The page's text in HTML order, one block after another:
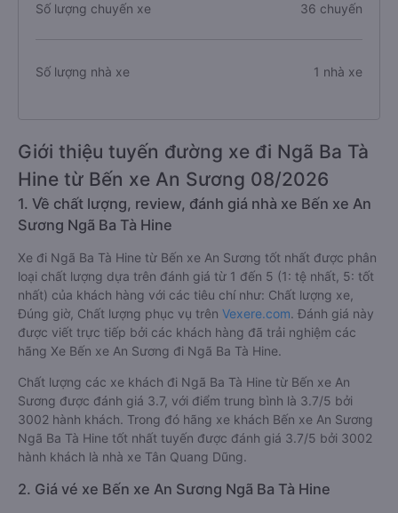
Số lượng chuyến xe 36 chuyến
Số lượng nhà xe 1 nhà xe
Giới thiệu tuyến đường xe đi Ngã Ba Tà
Hine từ Bến xe An Sương 08/2026
1. Về chất lượng, review, đánh giá nhà xe Bến xe An
Sương Ngã Ba Tà Hine
Xe đi Ngã Ba Tà Hine từ Bến xe An Sương tốt nhất được phân
loại chất lượng dựa trên đánh giá từ 1 đến 5 (1: tệ nhất, 5: tốt
nhất) của khách hàng với các tiêu chí như: Chất lượng xe,
Đúng giờ, Chất lượng phục vụ trên Vexere.com. Đánh giá này
được viết trực tiếp bởi các khách hàng đã trải nghiệm các
hãng Xe Bến xe An Sương đi Ngã Ba Tà Hine.
Chất lượng các xe khách đi Ngã Ba Tà Hine từ Bến xe An
Sương được đánh giá 3.7, với điểm trung bình là 3.7/5 bởi
3002 hành khách. Trong đó hãng xe khách Bến xe An Sương
Ngã Ba Tà Hine tốt nhất tuyến được đánh giá 3.7/5 bởi 3002
hành khách là nhà xe Tân Quang Dũng.
2. Giá vé xe Bến xe An Sương Ngã Ba Tà Hine